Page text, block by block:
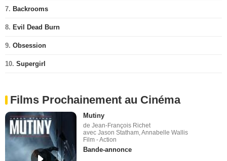
7. Backrooms
8. Evil Dead Burn
9. Obsession
10. Supergirl
Films Prochainement au Cinéma
Mutiny
de Jean-François Richet
avec Jason Statham, Annabelle Wallis
Film - Action
Bande-annonce